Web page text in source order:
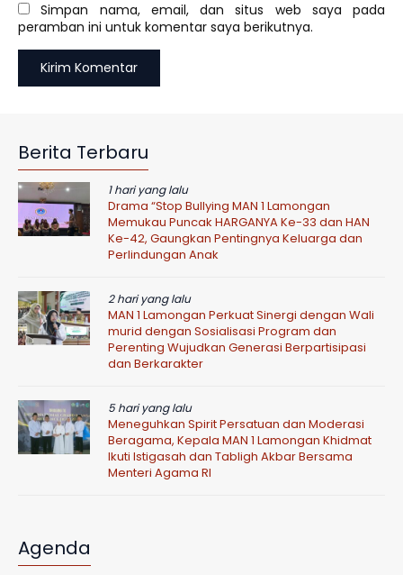
Simpan nama, email, dan situs web saya pada
peramban ini untuk komentar saya berikutnya.
Berita Terbaru
1 hari yang lalu
Drama “Stop Bullying MAN 1 Lamongan
Memukau Puncak HARGANYA Ke-33 dan HAN
Ke-42, Gaungkan Pentingnya Keluarga dan
Perlindungan Anak
2 hari yang lalu
MAN 1 Lamongan Perkuat Sinergi dengan Wali
murid dengan Sosialisasi Program dan
Perenting Wujudkan Generasi Berpartisipasi
dan Berkarakter
5 hari yang lalu
Meneguhkan Spirit Persatuan dan Moderasi
Beragama, Kepala MAN 1 Lamongan Khidmat
Ikuti Istigasah dan Tabligh Akbar Bersama
Menteri Agama RI
Agenda